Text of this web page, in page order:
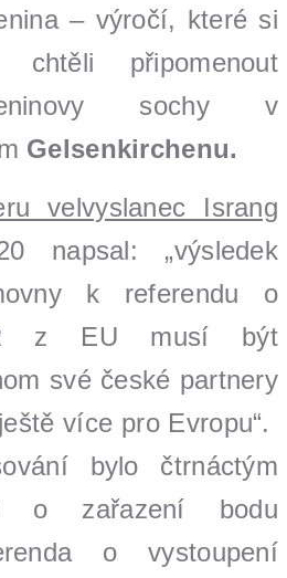
– výročí, které si
chtěli připomenout
sochy v
Gelsenkirchenu.
velvyslanec Israng
napsal: „výsledek
k referendu o
z EU musí být
své české partnery
více pro Evropu“.
bylo čtrnáctým
o zařazení bodu
o vystoupení